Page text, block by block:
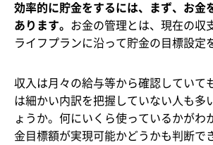
効率的に貯金をするには、まず、お金
あります。 お金の管理とは、現在の収
ライフプランに沿って貯金の目標設定
収入は月々の給与等から確認していて
は細かい内訳を把握していない人も多
ょうか。何にいくら使っているかがわ
金目標額が実現可能かどうかも判断で